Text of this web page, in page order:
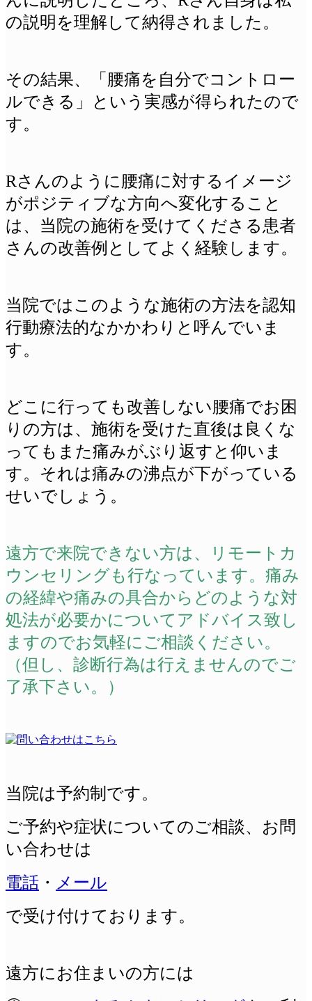
の説明を理解して納得されました。
その結果、「腰痛を自分でコントロー
ルできる」という実感が得られたので
す。
Rさんのように腰痛に対するイメージ
がポジティブな方向へ変化すること
は、当院の施術を受けてくださる患者
さんの改善例としてよく経験します。
当院ではこのような施術の方法を認知
行動療法的なかかわりと呼んでいま
す。
どこに行っても改善しない腰痛でお困
りの方は、施術を受けた直後は良くな
ってもまた痛みがぶり返すと仰いま
す。それは痛みの沸点が下がっている
せいでしょう。
遠方で来院できない方は、リモートカ
ウンセリングも行なっています。痛み
の経緯や痛みの具合からどのような対
処法が必要かについてアドバイス致し
ますのでお気軽にご相談ください。
（但し、診断行為は行えませんのでご
了承下さい。）
当院は予約制です。
ご予約や症状についてのご相談、 お問
い合わせは
電話 ・ メール
で受け付けております。
遠方にお住まいの方には